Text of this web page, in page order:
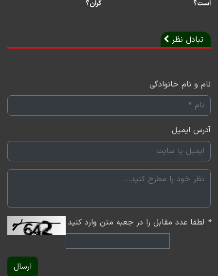
ذخایر گاز در جهان می‌تواند یکی از بزرگ‌ترین تولیدکننده‌های
پتروشیمی کشور یعنی عسلویه و ماهشهر دنبال می‌شود اما
اولویت به درستی با گرم کردن خانه‌ها است اما سوال
اینجاست که اصلا چرا باید بر سر این دوراهی بایستیم و
ایستادن در این نقطه چه سرنوشتی برای صنایع ما مخصوصا
پتروشیمی و البته شرایط زندگی‌مان رقم خواهد زد؟ شاید با
دانستن اهمیت واقعی این صنعت و چالش‌های آن، بتوان
این سرنوشت را واضح‌تر تصور کرد.
است؟
گران؟
تبادل نظر
نام و نام خانوادگی
آدرس ایمیل
* لطفا عدد مقابل را در جعبه متن وارد کنید
ارسال